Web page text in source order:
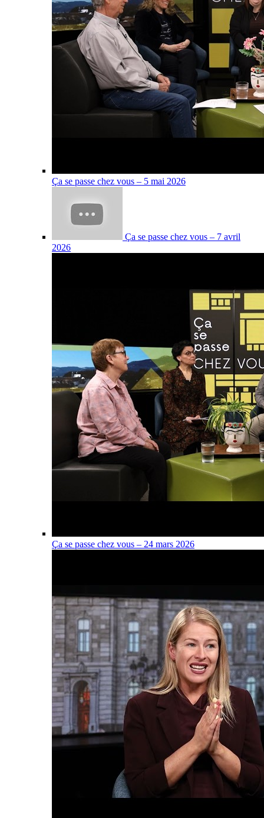
Ça se passe chez vous – 5 mai 2026
Ça se passe chez vous – 7 avril
2026
Ça se passe chez vous – 24 mars 2026